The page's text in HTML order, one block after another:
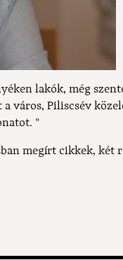
lakók, még
város, Piliscsév
"
megírt cikkek, két